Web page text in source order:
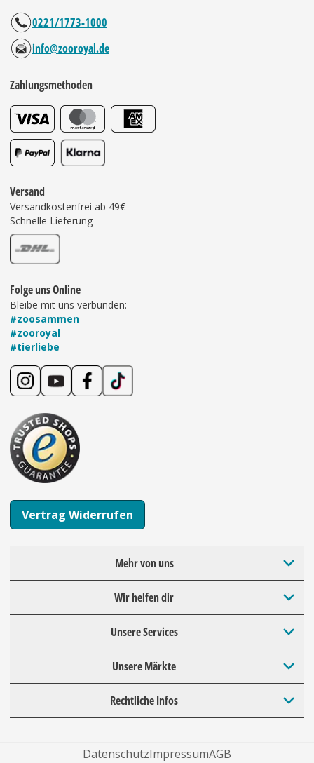
0221/1773-1000
info@zooroyal.de
Zahlungsmethoden
Versand
Versandkostenfrei ab 49€
Schnelle Lieferung
Folge uns Online
Bleibe mit uns verbunden:
#zoosammen
#zooroyal
#tierliebe
Vertrag Widerrufen
Mehr von uns
Wir helfen dir
Unsere Services
Unsere Märkte
Rechtliche Infos
DatenschutzImpressumAGB